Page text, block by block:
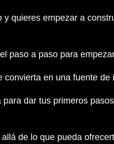
quieres empezar a
paso a paso para
en una fuente
dar tus primeros
de lo que pueda